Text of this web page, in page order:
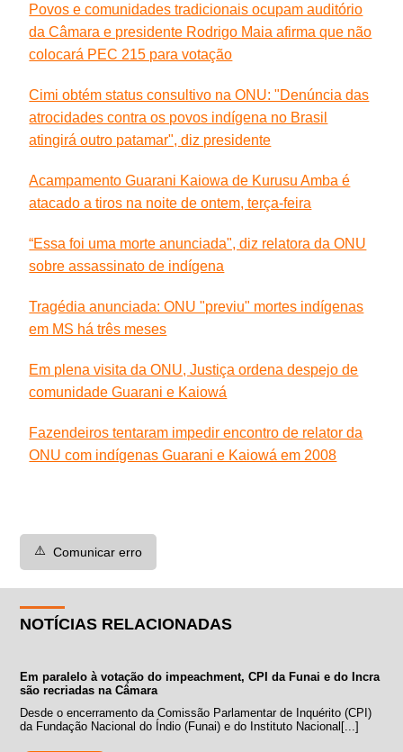
Povos e comunidades tradicionais ocupam auditório
da Câmara e presidente Rodrigo Maia afirma que não
colocará PEC 215 para votação
Cimi obtém status consultivo na ONU: "Denúncia das
atrocidades contra os povos indígena no Brasil
atingirá outro patamar", diz presidente
Acampamento Guarani Kaiowa de Kurusu Amba é
atacado a tiros na noite de ontem, terça-feira
“Essa foi uma morte anunciada", diz relatora da ONU
sobre assassinato de indígena
Tragédia anunciada: ONU "previu" mortes indígenas
em MS há três meses
Em plena visita da ONU, Justiça ordena despejo de
comunidade Guarani e Kaiowá
Fazendeiros tentaram impedir encontro de relator da
ONU com indígenas Guarani e Kaiowá em 2008
⚠️ Comunicar erro
NOTÍCIAS RELACIONADAS
Em paralelo à votação do impeachment, CPI da Funai e do Incra
são recriadas na Câmara
Desde o encerramento da Comissão Parlamentar de Inquérito (CPI)
da Fundação Nacional do Índio (Funai) e do Instituto Nacional[...]